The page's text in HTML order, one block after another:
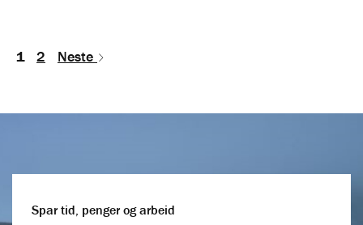
1 2 Neste
Spar tid, penger og arbeid